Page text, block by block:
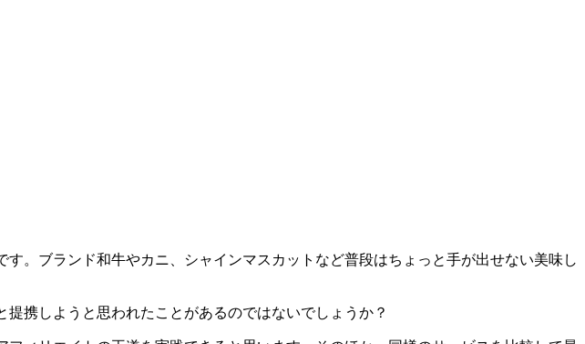
。ブランド和牛やカニ、シャインマスカットなど普段はちょっと手が出せない美味し
携しようと思われたことがあるのではないでしょうか？